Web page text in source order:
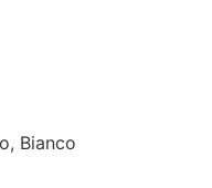
Bianco